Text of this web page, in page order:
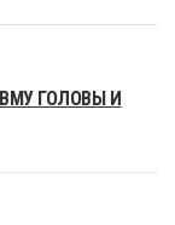
ГОЛОВЫ И